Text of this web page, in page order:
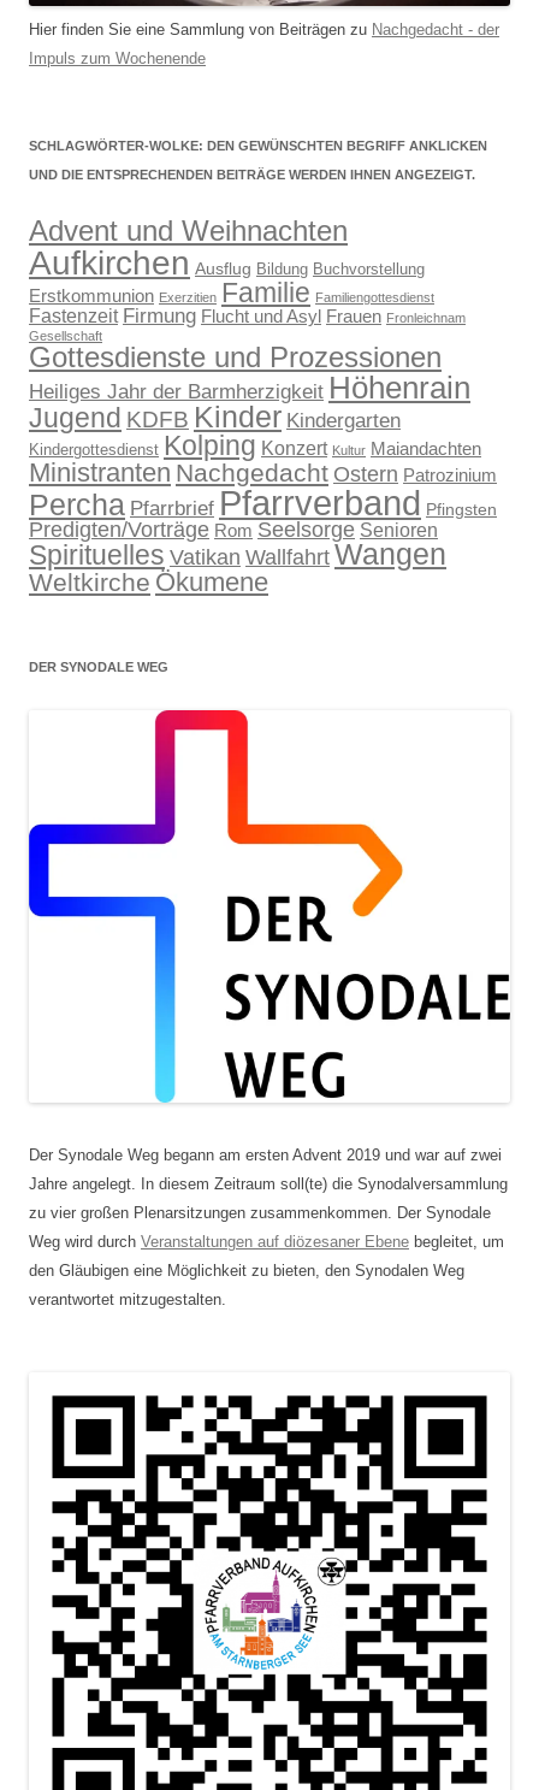
Hier finden Sie eine Sammlung von Beiträgen zu Nachgedacht - der
Impuls zum Wochenende
SCHLAGWÖRTER-WOLKE: DEN GEWÜNSCHTEN BEGRIFF ANKLICKEN
UND DIE ENTSPRECHENDEN BEITRÄGE WERDEN IHNEN ANGEZEIGT.
Advent und Weihnachten
Aufkirchen Ausflug Bildung Buchvorstellung
Erstkommunion Exerzitien Familie Familiengottesdienst
Fastenzeit Firmung Flucht und Asyl Frauen Fronleichnam
Gesellschaft
Gottesdienste und Prozessionen
Heiliges Jahr der Barmherzigkeit Höhenrain
Jugend KDFB Kinder Kindergarten
Kindergottesdienst Kolping Konzert Kultur Maiandachten
Ministranten Nachgedacht Ostern Patrozinium
Percha Pfarrbrief Pfarrverband Pfingsten
Predigten/Vorträge Rom Seelsorge Senioren
Spirituelles Vatikan WallfahrtWangen
Weltkirche Ökumene
DER SYNODALE WEG
Der Synodale Weg begann am ersten Advent 2019 und war auf zwei
Jahre angelegt. In diesem Zeitraum soll(te) die Synodalversammlung
zu vier großen Plenarsitzungen zusammenkommen. Der Synodale
Weg wird durch Veranstaltungen auf diözesaner Ebene begleitet, um
den Gläubigen eine Möglichkeit zu bieten, den Synodalen Weg
verantwortet mitzugestalten.